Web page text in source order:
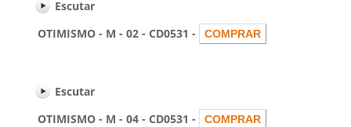
Escutar
OTIMISMO - M - 02 - CD0531 -
Escutar
OTIMISMO - M - 04 - CD0531 -